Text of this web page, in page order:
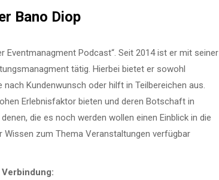
Bano Diop
Eventmanagment Podcast“. Seit 2014 ist er mit seiner
tätig. Hierbei bietet er sowohl
Kundenwunsch oder hilft in Teilbereichen aus.
Erlebnisfaktor bieten und deren Botschaft in
die es noch werden wollen einen Einblick in die
zum Thema Veranstaltungen verfügbar